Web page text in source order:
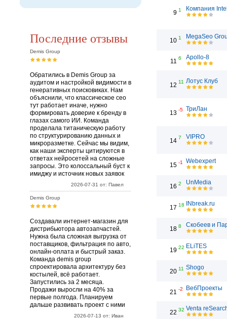
Последние отзывы
Demis Group
Обратились в Demis Group за
аудитом и настройкой видимости в
генеративных поисковиках. Нам
объяснили, что классическое сео
тут работает иначе, нужно
формировать доверие к бренду в
глазах самого ИИ. Команда
проделала титаническую работу
по структурированию данных и
микроразметке. Сейчас мы видим,
как наши эксперты цитируются в
ответах нейросетей на сложные
запросы. Это колоссальный буст к
имиджу и источник новых заявок
2026-07-31 от: Павел
Demis Group
Создавали интернет-магазин для
дистрибьютора автозапчастей.
Нужна была сложная выгрузка от
поставщиков, фильтрация по авто,
онлайн-оплата и быстрый заказ.
Команда demis group
спроектировала архитектуру без
костылей, всё работает.
Запустились за 2 месяца.
Продажи выросли на 40% за
первые полгода. Планируем
дальше развивать проект с ними
2026-07-13 от: Иван
9 1 Компания
10 1 MegaSeo
11 6 Apollo-8
12 11 Лотус Клуб
13 -5 ТриЛан
14 7 VIPRO
15 -1 Webexpert
16 2 UnMedia
17 18 INbreak.ru
18 8 Скобеев и
19 22 ELiTES
20 11 Shogo
21 -2 ВебПроекты
22 32 Venta